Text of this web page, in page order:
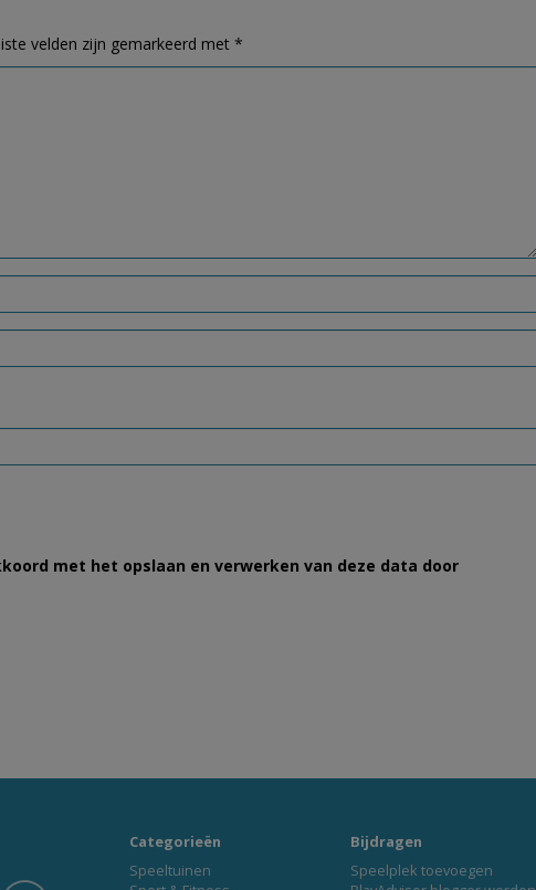
velden zijn gemarkeerd met *
met het opslaan en verwerken van deze data door
Categorieën
Speeltuinen
Bijdragen
Speelplek toevoegen